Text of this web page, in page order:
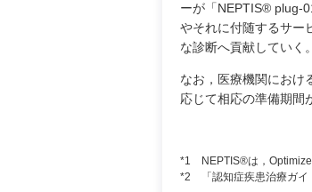
ーが「NEPTIS® plug-
やそれに付随するサー
な診断へ貢献していく。
なお，医療機関におけ
応じて相応の準備期間
*1 NEPTIS®は，
*2 「認知症疾患治療ガイ